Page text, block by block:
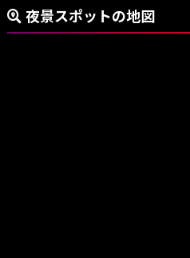
夜景スポットの地図